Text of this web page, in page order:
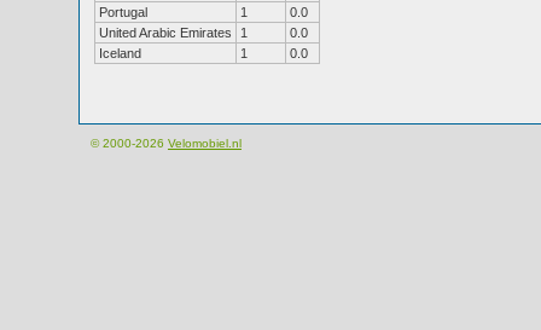
Portugal
1
0.0
United Arabic Emirates
1
0.0
Iceland
1 0.0
© 2000-2026 Velomobiel.nl